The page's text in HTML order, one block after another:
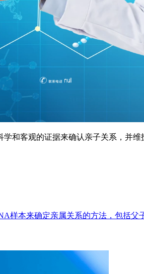
和客观的证据来确认亲子关系，并维
样本来确定亲属关系的方法，包括